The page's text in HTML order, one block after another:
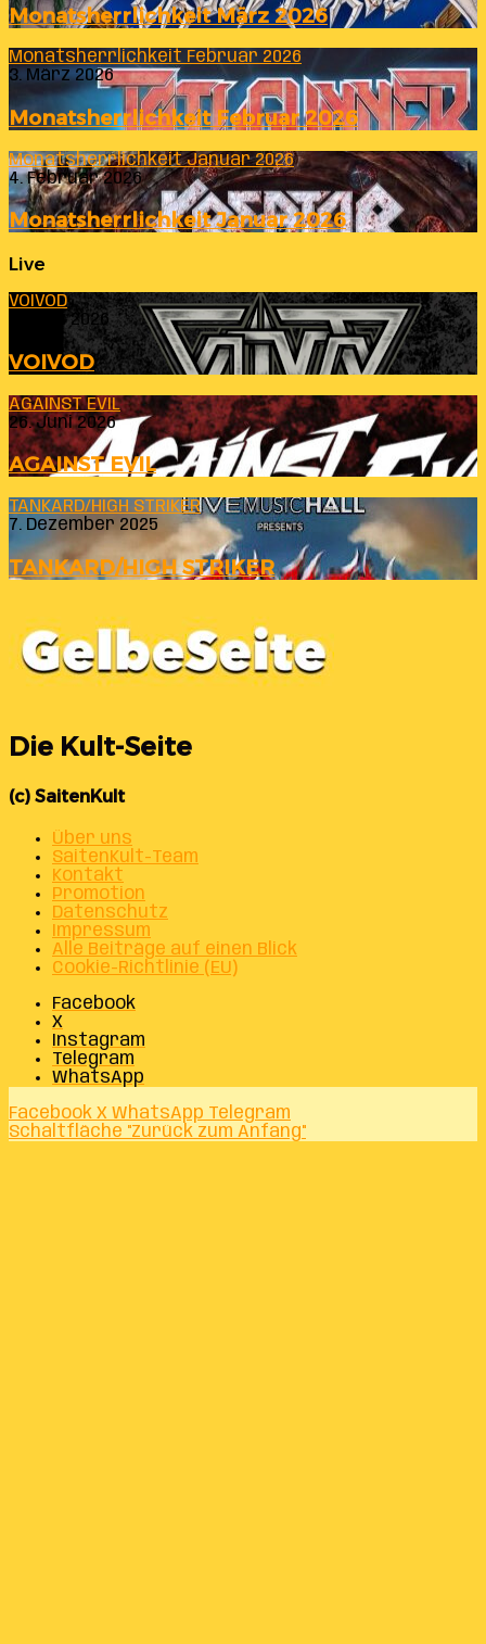
Monatsherrlichkeit März 2026
Monatsherrlichkeit Februar 2026
3. März 2026
Monatsherrlichkeit Februar 2026
Monatsherrlichkeit Januar 2026
4. Februar 2026
Monatsherrlichkeit Januar 2026
Live
VOIVOD
23. Juli 2026
VOIVOD
AGAINST EVIL
26. Juni 2026
AGAINST EVIL
TANKARD/HIGH STRIKER
7. Dezember 2025
TANKARD/HIGH STRIKER
Die Kult-Seite
(c) SaitenKult
Über uns
SaitenKult-Team
Kontakt
Promotion
Datenschutz
Impressum
Alle Beiträge auf einen Blick
Cookie-Richtlinie (EU)
Facebook
X
Instagram
Telegram
WhatsApp
Facebook X WhatsApp Telegram
Schaltfläche "Zurück zum Anfang"